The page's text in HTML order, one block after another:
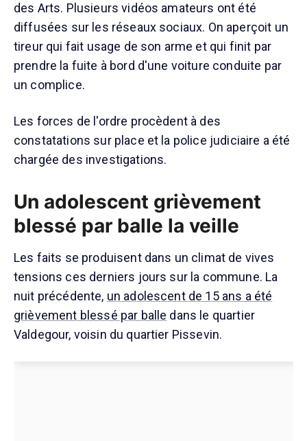
des Arts. Plusieurs vidéos amateurs ont été
diffusées sur les réseaux sociaux. On aperçoit un
tireur qui fait usage de son arme et qui finit par
prendre la fuite à bord d'une voiture conduite par
un complice.
Les forces de l'ordre procèdent à des
constatations sur place et la police judiciaire a été
chargée des investigations.
Un adolescent grièvement
blessé par balle la veille
Les faits se produisent dans un climat de vives
tensions ces derniers jours sur la commune. La
nuit précédente, un adolescent de 15 ans a été
grièvement blessé par balle dans le quartier
Valdegour, voisin du quartier Pissevin.